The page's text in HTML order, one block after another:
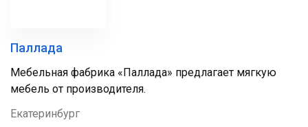
Паллада
Мебельная фабрика «Паллада» предлагает мягкую
мебель от производителя.
Екатеринбург